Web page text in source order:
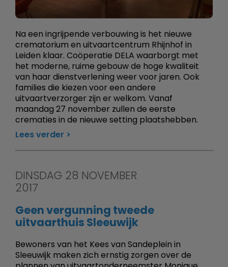
Na een ingrijpende verbouwing is het nieuwe
crematorium en uitvaartcentrum Rhijnhof in
Leiden klaar. Coöperatie DELA waarborgt met
het moderne, ruime gebouw de hoge kwaliteit
van haar dienstverlening weer voor jaren. Ook
families die kiezen voor een andere
uitvaartverzorger zijn er welkom. Vanaf
maandag 27 november zullen de eerste
crematies in de nieuwe setting plaatshebben.
Lees verder
DINSDAG 28 NOVEMBER
2017
Geen vergunning tweede
uitvaarthuis Sleeuwijk
Bewoners van het Kees van Sandeplein in
Sleeuwijk maken zich ernstig zorgen over de